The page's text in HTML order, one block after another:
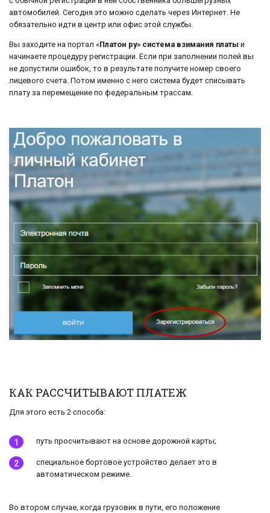
автомобилей. Сегодня это можно сделать через Интернет. Не
обязательно идти в центр или офис этой службы.
Вы заходите на портал «Платон ру» система взимания платы и
начинаете процедуру регистрации. Если при заполнении полей вы
не допустили ошибок, то в результате получите номер своего
лицевого счета. Потом именно с него система будет списывать
плату за перемещение по федеральным трассам.
КАК РАССЧИТЫВАЮТ ПЛАТЕЖ
Для этого есть 2 способа:
путь просчитывают на основе дорожной карты;
специальное бортовое устройство делает это в
автоматическом режиме.
Во втором случае, когда грузовик в пути, его положение